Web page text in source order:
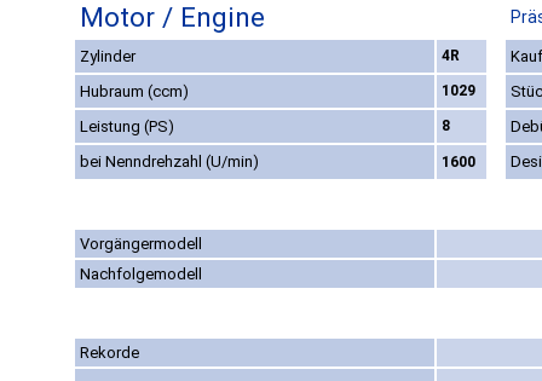
Motor / Engine
Zylinder 4R
Hubraum (ccm)
1029
Leistung (PS)
8
bei Nenndrehzahl (U/min)
1600
Vorgängermodell
Nachfolgemodell
Rekorde